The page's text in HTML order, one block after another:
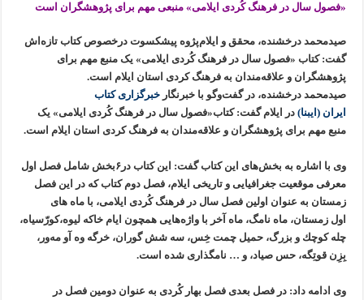
«فصول سال در فرهنگ كُردی ايلامی» منبعی مهم برای پژوهشگران است
صیدمحمد درخشنده، محقق و ایلام‌پژوه پیشکسوت درخصوص کتاب تازه‌اش
گفت: کتاب «فصول سال در فرهنگ كُردی ايلامی» یک منبع مهم برای
پژوهشگران و علاقه‌مندان به فرهنگ کردی استان ایلام است.
صیدمحمد درخشنده، در گفت‌وگو با خبرنگار خبرگزاری کتاب
ایران (ایبنا) در ایلام گفت: کتاب«فصول سال در فرهنگ كُردی ايلامی» یک
منبع مهم برای پژوهشگران و علاقه‌مندان به فرهنگ کردی استان ایلام است.
وی با اشاره به بخش‌های این کتاب گفت: اين كتاب در۶بخش شامل فصل اول
معرفی موقعيت جغرافيايی و تاريخی ايلام، فصل دوم كتاب كه در اين فصل
زمستان به عنوان اولين فصل سال در فرهنگ كُردی ايلامی، با ماه های
اول زمستان، ماه نامگ، ماه آخر با واژه‌هایی همچون ايام خاكه ليوه،كورّسياه،
چله كوچك و بزرگ، حميل چمت خِس، سه شش گوران، خرگه وه آو مه‌ور،
بِزِن قوتِگه، حس صياد، و … نامگذاری شده است.
وی ادامه داد: در فصل بعدی فصل بهار كُردی به عنوان دومين فصل در